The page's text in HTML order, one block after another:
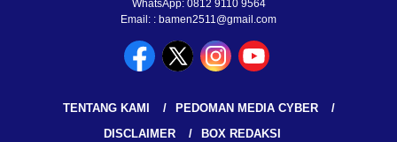
WhatsApp: 0812 9110 9564
Email: : bamen2511@gmail.com
TENTANG KAMI
PEDOMAN MEDIA CYBER
DISCLAIMER
BOX REDAKSI